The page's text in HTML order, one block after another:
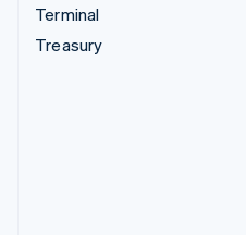
Terminal
Treasury